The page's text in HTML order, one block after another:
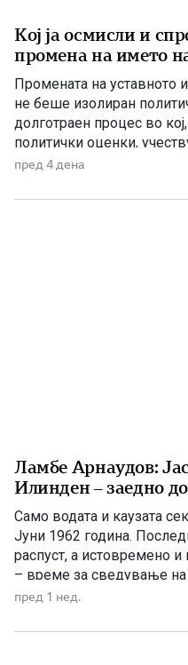
Кој ја осмисли и
промена на името
Промената на уставното
не беше изолиран
долготраен процес во
политички оценки,
домашни политичари и
американскиот
пред 4 дена
Ламбе Арнаудов:
Илинден – заедно
Само водата и каузата
Јуни 1962 година.
распуст, а истовремено и
– време за сведување
изненадување,
расчисти дилемите околу
пред 1 нед.